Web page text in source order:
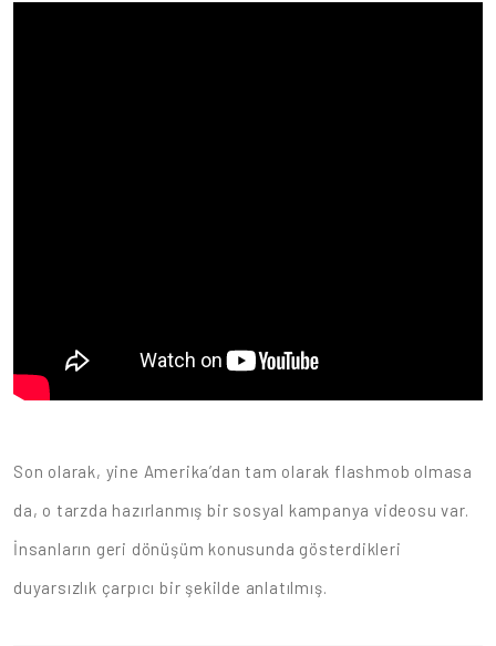
Son olarak, yine Amerika’dan tam olarak flashmob olmasa
da, o tarzda hazırlanmış bir sosyal kampanya videosu var.
İnsanların geri dönüşüm konusunda gösterdikleri
duyarsızlık çarpıcı bir şekilde anlatılmış.